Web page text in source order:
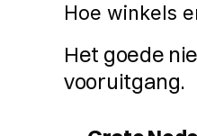
Hoe winkels
Het goede
vooruitgang.